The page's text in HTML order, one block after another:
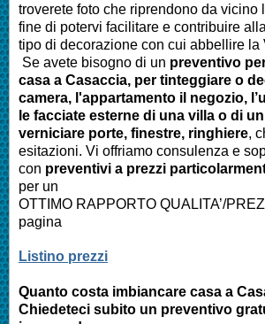
troverete foto che riprendono da vicino
fine di potervi facilitare e contribuire
tipo di decorazione con cui abbellire la
Se avete bisogno di un preventivo
casa a Casaccia, per tinteggiare o
camera, l'appartamento il negozio,
le facciate esterne di una villa o di
verniciare porte, finestre, ringhiere,
esitazioni. Vi offriamo consulenza e
con preventivi a prezzi
per un
OTTIMO RAPPORTO QUALITA’/
pagina
Listino prezzi
Quanto costa imbiancare casa a
Chiedeteci subito un preventivo